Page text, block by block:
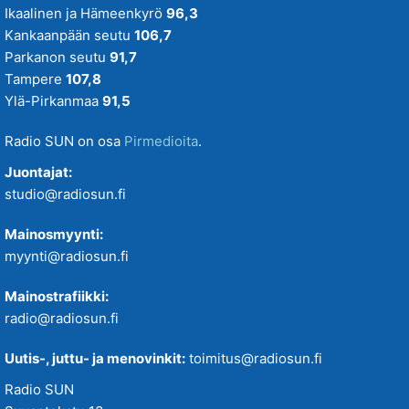
SUN Suosikit TOP 20
Osallistu - Suositus
SUN Uusi Aamu
SUN Viihteelle -toivekonsertti
Tiistaitanssit klo 19-21
VIIKONLOPUN MENOVINKIT
Ikaalinen ja Hämeenkyrö 96,3
Kankaanpään seutu 106,7
Parkanon seutu 91,7
Tampere 107,8
Ylä-Pirkanmaa 91,5
Radio SUN on osa Pirmedioita.
Juontajat:
studio@radiosun.fi
Mainosmyynti:
myynti@radiosun.fi
Mainostrafiikki:
radio@radiosun.fi
Uutis-, juttu- ja menovinkit: toimitus@radiosun.fi
Radio SUN